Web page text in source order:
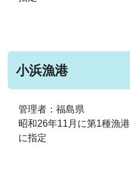
小浜漁港
管理者：福島県
昭和26年11月に第1種漁港
に指定